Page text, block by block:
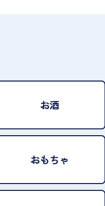
お酒
おもちゃ